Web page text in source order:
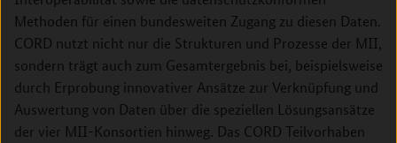
Methoden für einen bundesweiten Zugang zu diesen Daten.
CORD nutzt nicht nur die Strukturen und Prozesse der MII,
sondern trägt auch zum Gesamtergebnis bei, beispielsweise
durch Erprobung innovativer Ansätze zur Verknüpfung und
Auswertung von Daten über die speziellen Lösungsansätze
der vier MII-Konsortien hinweg. Das CORD Teilvorhaben